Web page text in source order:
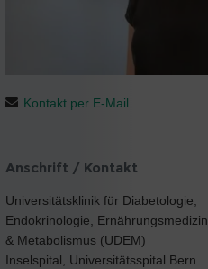
Kontakt per E-Mail
Anschrift / Kontakt
Universitätsklinik für Diabetologie,
Endokrinologie, Ernährungsmedizin
& Metabolismus (UDEM)
Inselspital, Universitätsspital Bern